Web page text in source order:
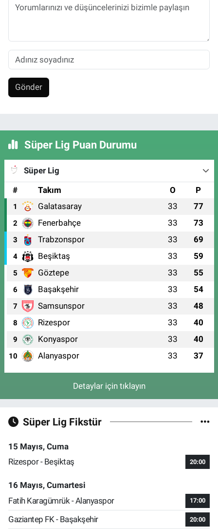
Gönder
Süper Lig Puan Durumu
Süper Lig
#
Takım O P
1 Galatasaray 33 77
2 Fenerbahçe 33 73
3 Trabzonspor 33 69
4 Beşiktaş 33 59
5 Göztepe 33 55
6 Başakşehir 33 54
7 Samsunspor 33 48
8 Rizespor 33 40
9 Konyaspor 33 40
10 Alanyaspor 33 37
Detaylar için tıklayın
Süper Lig Fikstür
15 Mayıs, Cuma
Rizespor - Beşiktaş
20:00
16 Mayıs, Cumartesi
Fatih Karagümrük - Alanyaspor
17:00
Gaziantep FK - Başakşehir 20:00